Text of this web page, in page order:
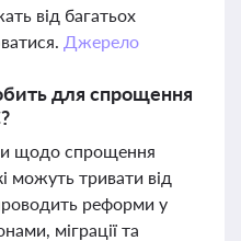
від багатьох
Джерело
для спрощення
щодо спрощення
можуть тривати від
реформи у
міграції та